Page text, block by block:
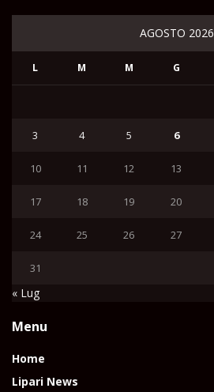
AGOSTO 2026
L M M G
3 4 5 6
10 11 12 13
17 18 19 20
24 25 26 27
31
« Lug
Menu
Home
Lipari News